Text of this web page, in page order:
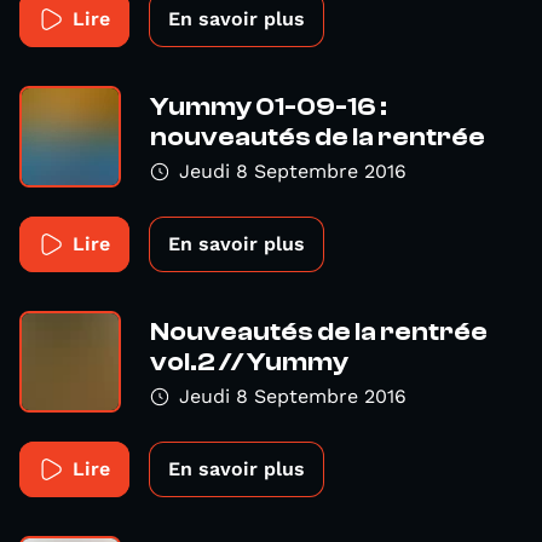
Lire En savoir plus
Yummy 01-09-16 :
nouveautés de la rentrée
Jeudi 8 Septembre 2016
Lire En savoir plus
Nouveautés de la rentrée
vol.2 // Yummy
Jeudi 8 Septembre 2016
Lire En savoir plus